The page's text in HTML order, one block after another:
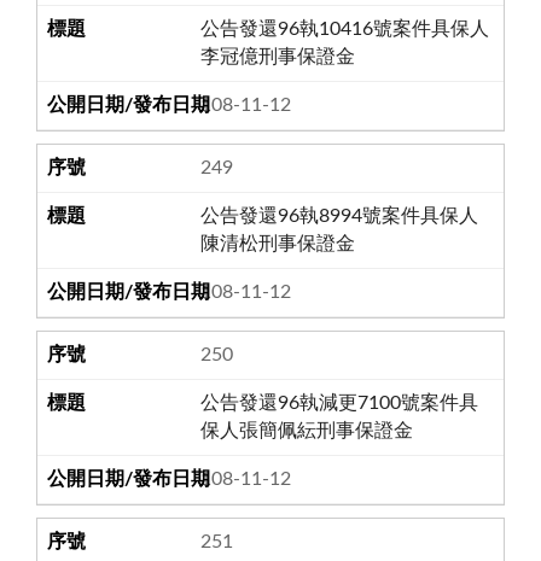
公告發還96執10416號案件具保人
李冠億刑事保證金
108-11-12
249
公告發還96執8994號案件具保人
陳清松刑事保證金
108-11-12
250
公告發還96執減更7100號案件具
保人張簡佩紜刑事保證金
108-11-12
251